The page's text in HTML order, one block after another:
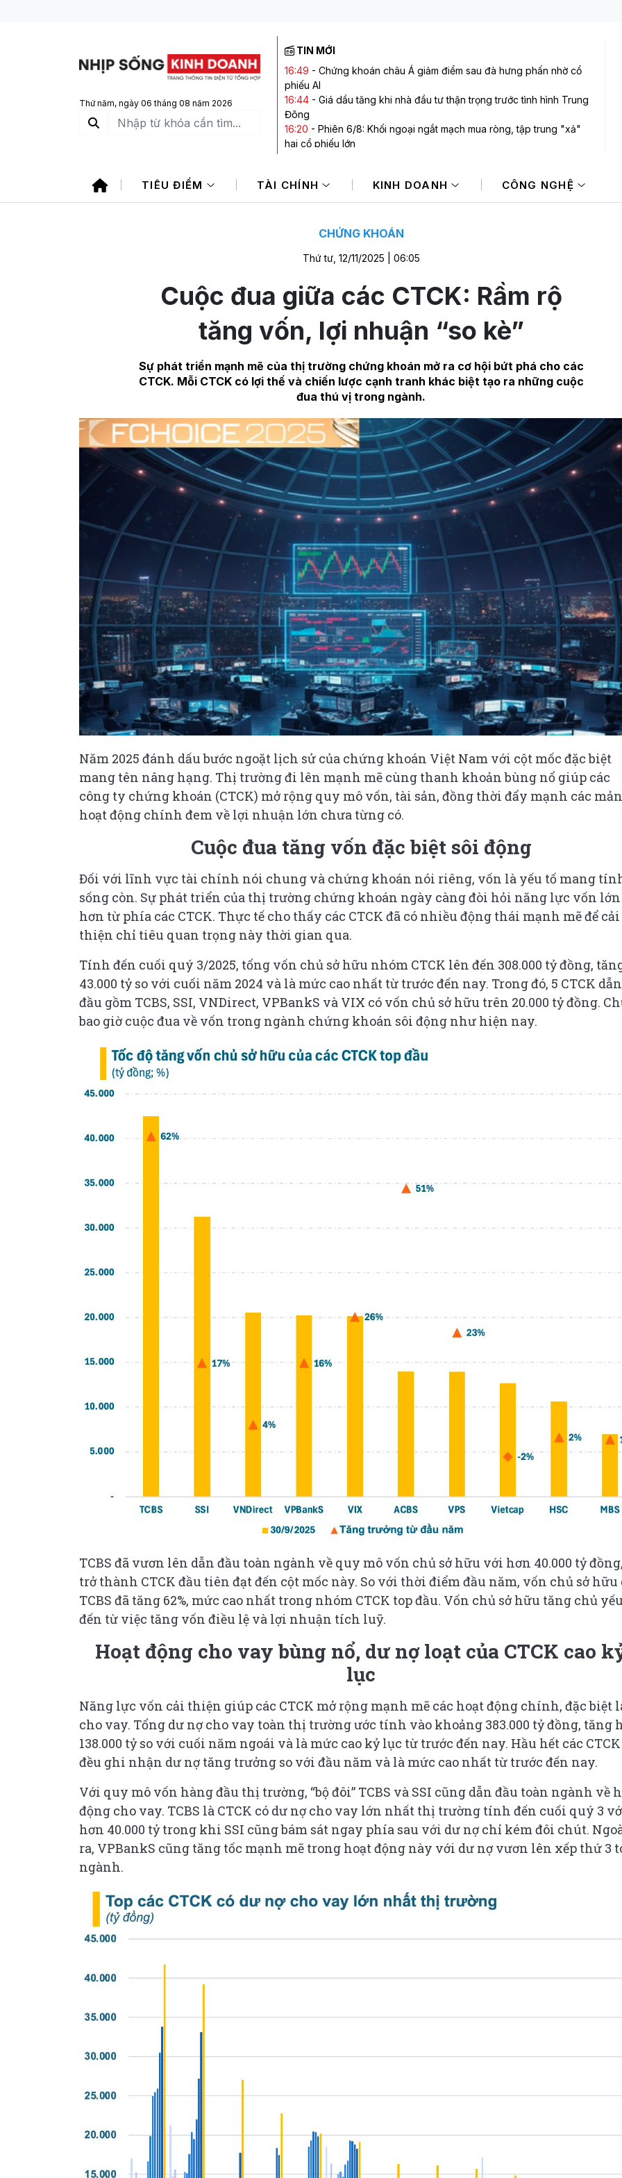
Thứ năm, ngày 06 tháng 08 năm 2026
TIN MỚI
16:49 - Chứng khoán châu Á giảm điểm sau đà hưng phấn nhờ cổ
phiếu AI
16:44 - Giá dầu tăng khi nhà đầu tư thận trọng trước tình hình Trung
Đông
16:20 - Phiên 6/8: Khối ngoại ngắt mạch mua ròng, tập trung "xả"
hai cổ phiếu lớn
15:17-VietinBank tiếp tục thoái vốn tại Cảng Sài Gòn sau nhiều lần
bất thành
TIÊU ĐIỂM TÀI CHÍNH KINH DOANH CÔNG NGHỆ
CHỨNG KHOÁN
Thứ tư, 12/11/2025 | 06:05
Cuộc đua giữa các CTCK: Rầm rộ
tăng vốn, lợi nhuận “so kè”
Sự phát triển mạnh mẽ của thị trường chứng khoán mở ra cơ hội bứt phá cho các
CTCK. Mỗi CTCK có lợi thế và chiến lược cạnh tranh khác biệt tạo ra những cuộc
đua thú vị trong ngành.
Năm 2025 đánh dấu bước ngoặt lịch sử của chứng khoán Việt Nam với cột mốc đặc biệt
mang tên nâng hạng. Thị trường đi lên mạnh mẽ cùng thanh khoản bùng nổ giúp các
công ty chứng khoán (CTCK) mở rộng quy mô vốn, tài sản, đồng thời đẩy mạnh các
hoạt động chính đem về lợi nhuận lớn chưa từng có.
Cuộc đua tăng vốn đặc biệt sôi động
Đối với lĩnh vực tài chính nói chung và chứng khoán nói riêng, vốn là yếu tố mang
sống còn. Sự phát triển của thị trường chứng khoán ngày càng đòi hỏi năng lực vốn lớn
hơn từ phía các CTCK. Thực tế cho thấy các CTCK đã có nhiều động thái mạnh mẽ để cải
thiện chỉ tiêu quan trọng này thời gian qua.
Tính đến cuối quý 3/2025, tổng vốn chủ sở hữu nhóm CTCK lên đến 308.000 tỷ đồng,
43.000 tỷ so với cuối năm 2024 và là mức cao nhất từ trước đến nay. Trong đó, 5 CTCK dẫn
đầu gồm TCBS, SSI, VNDirect, VPBankS và VIX có vốn chủ sở hữu trên 20.000 tỷ đồng.
bao giờ cuộc đua về vốn trong ngành chứng khoán sôi động như hiện nay.
TCBS đã vươn lên dẫn đầu toàn ngành về quy mô vốn chủ sở hữu với hơn 40.000 tỷ đồng,
trở thành CTCK đầu tiên đạt đến cột mốc này. So với thời điểm đầu năm, vốn chủ sở hữu
TCBS đã tăng 62%, mức cao nhất trong nhóm CTCK top đầu. Vốn chủ sở hữu tăng chủ yếu
đến từ việc tăng vốn điều lệ và lợi nhuận tích luỹ.
Hoạt động cho vay bùng nổ, dư nợ loạt của CTCK cao
lục
Năng lực vốn cải thiện giúp các CTCK mở rộng mạnh mẽ các hoạt động chính, đặc biệt
cho vay. Tổng dư nợ cho vay toàn thị trường ước tính vào khoảng 383.000 tỷ đồng, tăng
138.000 tỷ so với cuối năm ngoái và là mức cao kỷ lục từ trước đến nay. Hầu hết các CTCK
đều ghi nhận dư nợ tăng trưởng so với đầu năm và là mức cao nhất từ trước đến nay.
Với quy mô vốn hàng đầu thị trường, “bộ đôi” TCBS và SSI cũng dẫn đầu toàn ngành về
động cho vay. TCBS là CTCK có dư nợ cho vay lớn nhất thị trường tính đến cuối quý 3
hơn 40.000 tỷ trong khi SSI cũng bám sát ngay phía sau với dư nợ chỉ kém đôi chút.
ra, VPBankS cũng tăng tốc mạnh mẽ trong hoạt động này với dư nợ vươn lên xếp thứ 3
ngành.